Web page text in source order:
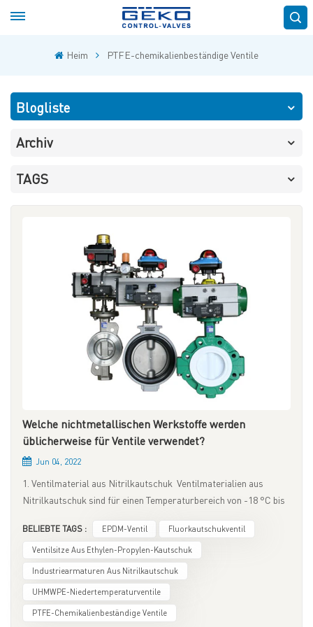
Heim PTFE-chemikalienbeständige Ventile
Blogliste
Archiv
TAGS
Welche nichtmetallischen Werkstoffe werden
üblicherweise für Ventile verwendet?
Jun 04, 2022
1. Ventilmaterial aus Nitrilkautschuk Ventilmaterialien aus
Nitrilkautschuk sind für einen Temperaturbereich von -18 °C bis
einsetzbarer Kautschuk für Wasser, Gas, Öl und Fett, Benzin
(außer Benzin mit Additiven), Alkohol und Glykol, Flüssiggas
(LPG), Propan und Butan, Heizöl und viele weitere Medien.
Gleichzeitig zeichnen sie sich durch gute Verschleiß- und
Verformungsbeständigkeit aus. 2. Ventilmaterial aus Ethylen-
Propylen-Kautschuk Der Nenntemperaturbereich der Dichtung
BELIEBTE TAGS : EPDM-Ventil
Fluorkautschukventil
Ventilsitze Aus Ethylen-Propylen-Kautschuk
Industriearmaturen Aus Nitrilkautschuk
UHMWPE-Niedertemperaturventile
PTFE-Chemikalienbeständige Ventile